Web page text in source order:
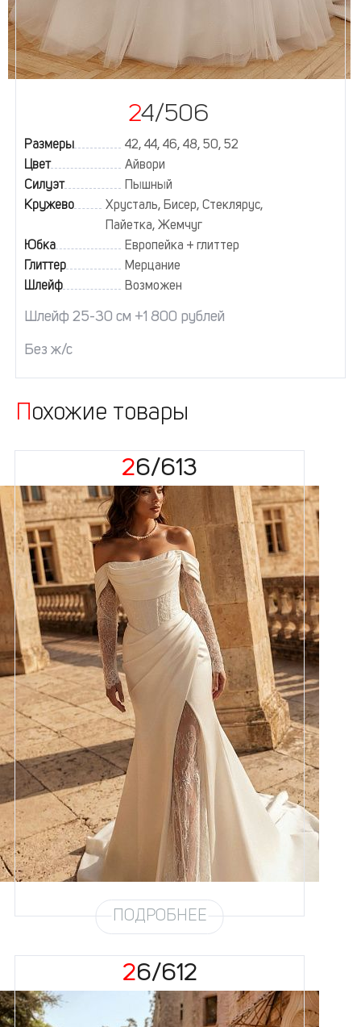
24/506
Размеры
42, 44, 46, 48, 50, 52
Цвет
Айвори
Силуэт
Пышный
Кружево
Хрусталь, Бисер, Стеклярус,
Пайетка, Жемчуг
Юбка
Европейка + глиттер
Глиттер
Мерцание
Шлейф
Возможен
Шлейф 25-30 см +1 800 рублей
Без ж/с
Похожие товары
26/613
Размеры
42, 44, 46, 48, 50, 52, 54, 56,
58
Цвет
Силуэт
Кружево
Пайетка
Юбка
Атлас облегченный
Шлейф
Возможен
Рукав
16/21
ПОДРОБНЕЕ
26/612